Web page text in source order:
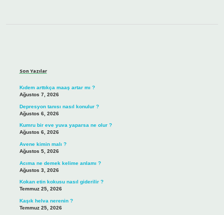
Son Yazılar
Kıdem arttıkça maaş artar mı ?
Ağustos 7, 2026
Depresyon tanısı nasıl konulur ?
Ağustos 6, 2026
Kumru bir eve yuva yaparsa ne olur ?
Ağustos 6, 2026
Avene kimin malı ?
Ağustos 5, 2026
Acıma ne demek kelime anlamı ?
Ağustos 3, 2026
Kokan etin kokusu nasıl giderilir ?
Temmuz 25, 2026
Kaşık helva nerenin ?
Temmuz 25, 2026